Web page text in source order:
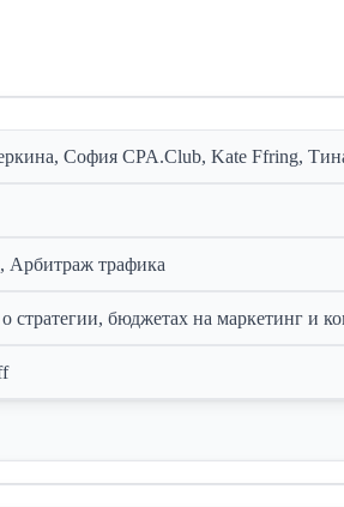
София CPA.Club, Kate Ffring,
Арбитраж трафика
стратегии, бюджетах на маркетинг и